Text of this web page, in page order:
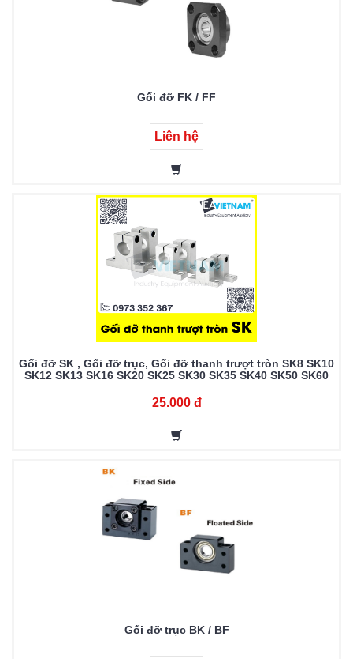
Gối đỡ FK / FF
Liên hệ
Gối đỡ SK , Gối đỡ trục, Gối đỡ thanh trượt tròn SK8 SK10
SK12 SK13 SK16 SK20 SK25 SK30 SK35 SK40 SK50 SK60
25.000 đ
Gối đỡ trục BK / BF